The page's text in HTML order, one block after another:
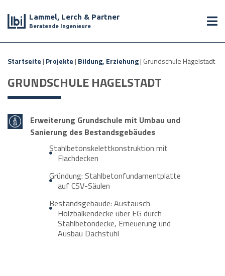
Lammel, Lerch & Partner
Beratende Ingenieure
Startseite | Projekte | Bildung, Erziehung| Grundschule Hagelstadt
GRUNDSCHULE HAGELSTADT
Erweiterung Grundschule mit Umbau und
Sanierung des Bestandsgebäudes
Stahlbetonskelettkonstruktion mit
Flachdecken
Gründung: Stahlbetonfundamentplatte
auf CSV-Säulen
Bestandsgebäude: Austausch
Holzbalkendecke über EG durch
Stahlbetondecke, Erneuerung und
Ausbau Dachstuhl